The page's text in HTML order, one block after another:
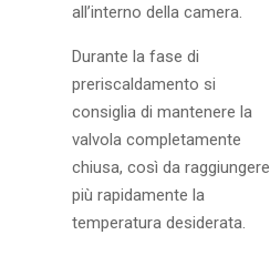
all’interno della camera.
Durante la fase di
preriscaldamento si
consiglia di mantenere la
valvola completamente
chiusa, così da raggiungere
più rapidamente la
temperatura desiderata.